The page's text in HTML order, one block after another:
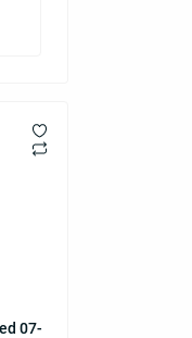
07-